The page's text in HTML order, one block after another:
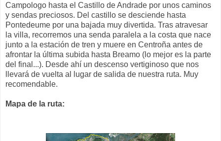
Campologo hasta el Castillo de Andrade por unos caminos
y sendas preciosos. Del castillo se desciende hasta
Pontedeume por una bajada muy divertida. Tras atravesar
la villa, recorremos una senda paralela a la costa que nace
junto a la estación de tren y muere en Centroña antes de
afrontar la última subida hasta Breamo (lo mejor es la parte
del final...). Desde ahí un descenso vertiginoso que nos
llevará de vuelta al lugar de salida de nuestra ruta. Muy
recomendable.
Mapa de la ruta: